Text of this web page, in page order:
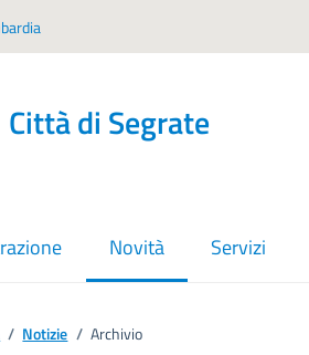
Città di Segrate
Novità
menu selezionato
Servizi
/ Notizie / Archivio